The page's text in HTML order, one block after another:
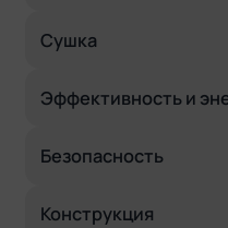
Сушка
Эффективность и
Безопасность
Конструкция